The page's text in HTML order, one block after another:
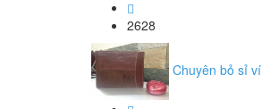
2628
Chuyên bỏ sỉ